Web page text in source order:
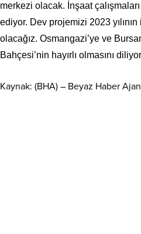
merkezi olacak. İnşaat
ediyor. Dev projemizi 2023
olacağız. Osmangazi’ye ve
Bahçesi’nin hayırlı olmasını
Kaynak: (BHA) – Beyaz Haber